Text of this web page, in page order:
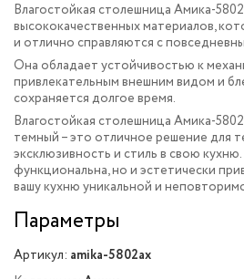
Влагостойкая столешница Амика-
высококачественных материалов,
и отлично справляются с
Она обладает устойчивостью к
привлекательным внешним видом и
сохраняется долгое время.
Влагостойкая столешница Амика-
темный – это отличное решение для
эксклюзивность и стиль в свою
функциональна, но и эстетически
вашу кухню уникальной и
Параметры
Артикул: amika-5802ax